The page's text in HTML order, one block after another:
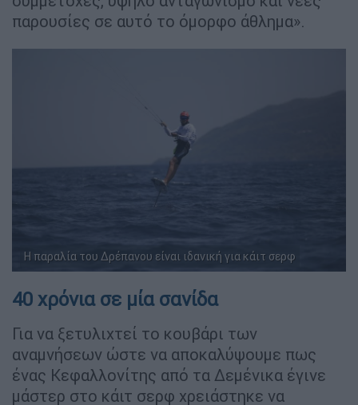
παρουσίες σε αυτό το όμορφο άθλημα».
Η παραλία του Δρέπανου είναι ιδανική για κάιτ σερφ
40 χρόνια σε μία σανίδα
Για να ξετυλιχτεί το κουβάρι των
αναμνήσεων ώστε να αποκαλύψουμε πως
ένας Κεφαλλονίτης από τα Δεμένικα έγινε
μάστερ στο κάιτ σερφ χρειάστηκε να